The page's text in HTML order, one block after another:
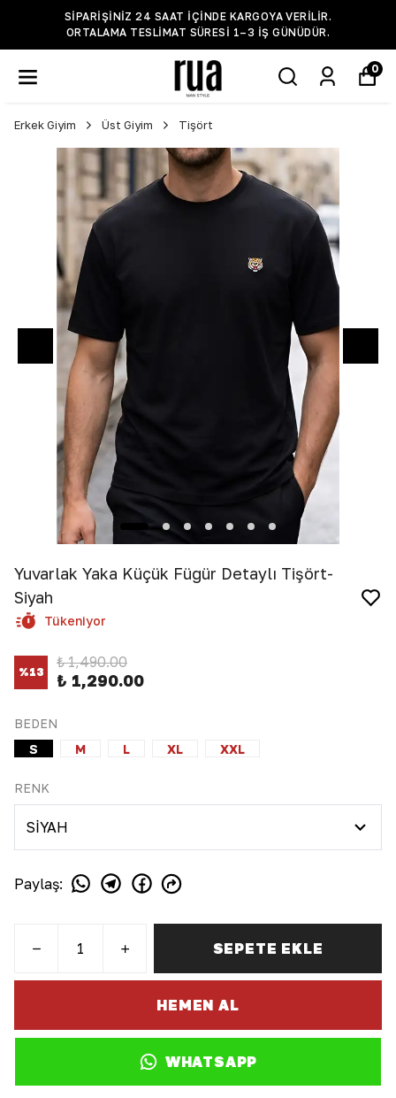
SIPARIŞINIZ 24 SAAT IÇINDE KARGOYA VERILIR.
ORTALAMA TESLIMAT SÜRESI 1–3 IŞ GÜNÜDÜR.
0
Erkek Giyim Üst Giyim Tişört
Yuvarlak Yaka Küçük Fügür Detaylı Tişört-
Siyah
Tükeniyor
%13
₺ 1,490.00
₺ 1,290.00
BEDEN
S
M L XL XXL
RENK
Paylaş:
SEPETE EKLE
HEMEN AL
WHATSAPP